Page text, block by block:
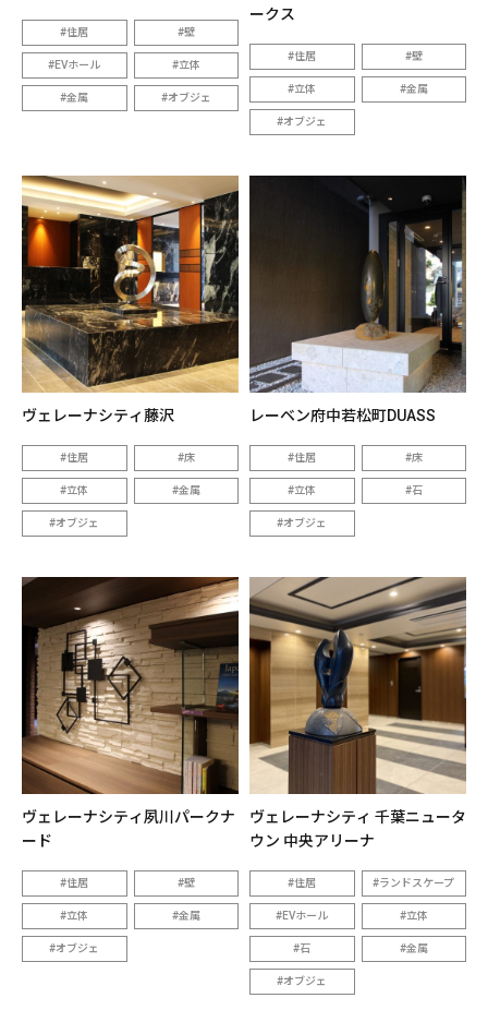
住居 壁
EVホール 立体
金属 オブジェ
ークス
住居 壁
立体 金属
オブジェ
ヴェレーナシティ藤沢
住居 床
立体 金属
オブジェ
レーベン府中若松町DUASS
住居 床
立体 石
オブジェ
ヴェレーナシティ夙川パークナ
ード
住居 壁
立体 金属
オブジェ
ヴェレーナシティ 千葉ニュータ
ウン 中央アリーナ
住居 ランドスケープ
EVホール 立体
石 金属
オブジェ